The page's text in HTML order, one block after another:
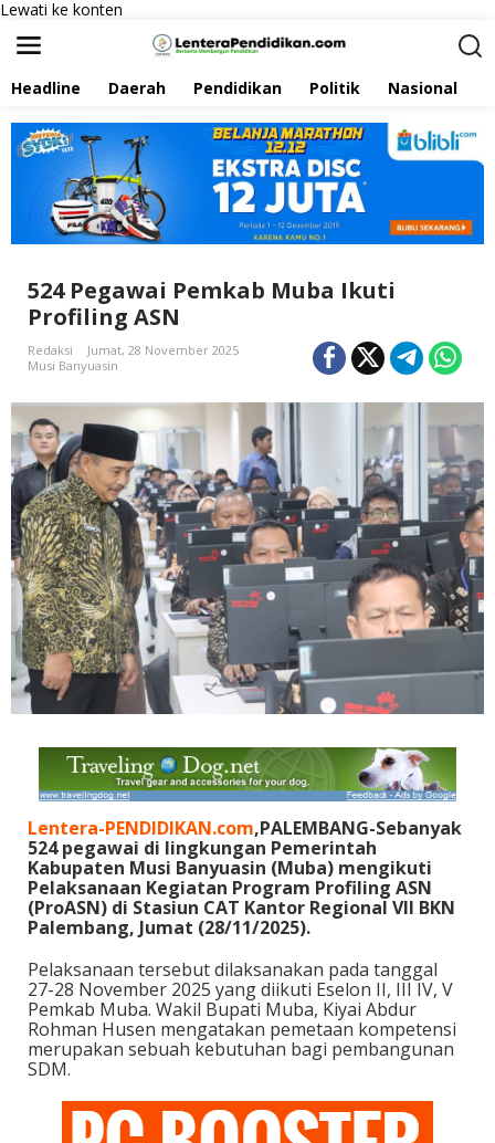
Lewati ke konten
Headline Daerah Pendidikan Politik Nasional
524 Pegawai Pemkab Muba Ikuti
Profiling ASN
Redaksi
Jumat, 28 November 2025
Musi Banyuasin
Lentera-PENDIDIKAN.com,PALEMBANG-Sebanyak
524 pegawai di lingkungan Pemerintah
Kabupaten Musi Banyuasin (Muba) mengikuti
Pelaksanaan Kegiatan Program Profiling ASN
(ProASN) di Stasiun CAT Kantor Regional VII BKN
Palembang, Jumat (28/11/2025).
Pelaksanaan tersebut dilaksanakan pada tanggal
27-28 November 2025 yang diikuti Eselon II, III IV, V
Pemkab Muba. Wakil Bupati Muba, Kiyai Abdur
Rohman Husen mengatakan pemetaan kompetensi
merupakan sebuah kebutuhan bagi pembangunan
SDM.